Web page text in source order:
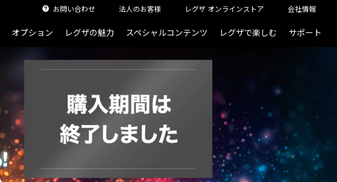
お問い合わせ 法人のお客様 レグザ オンラインストア 会社情報
オプション レグザの魅力 スペシャルコンテンツ レグザで楽しむ サポート